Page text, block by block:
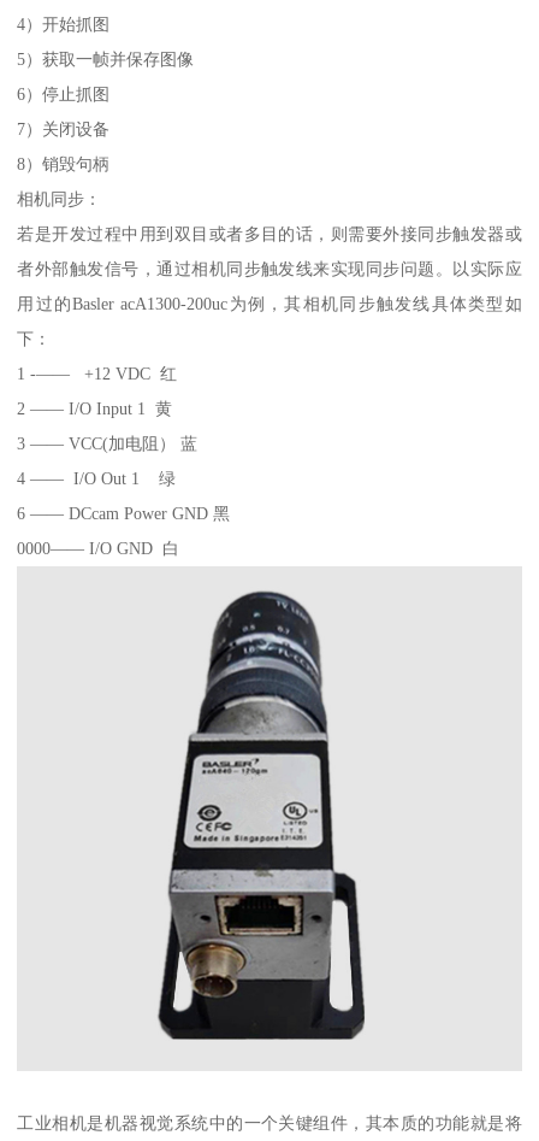
4）开始抓图
5）获取一帧并保存图像
6）停止抓图
7）关闭设备
8）销毁句柄
相机同步：
若是开发过程中用到双目或者多目的话，则需要外接同步触发器或
者外部触发信号，通过相机同步触发线来实现同步问题。以实际应
用过的Basler acA1300-200uc为例，其相机同步触发线具体类型如
下：
1 -—— +12 VDC 红
2 —— I/O Input 1 黄
3 —— VCC(加电阻） 蓝
4 —— I/O Out 1 绿
6 —— DCcam Power GND 黑
0000—— I/O GND 白
工业相机是机器视觉系统中的一个关键组件，其本质的功能就是将